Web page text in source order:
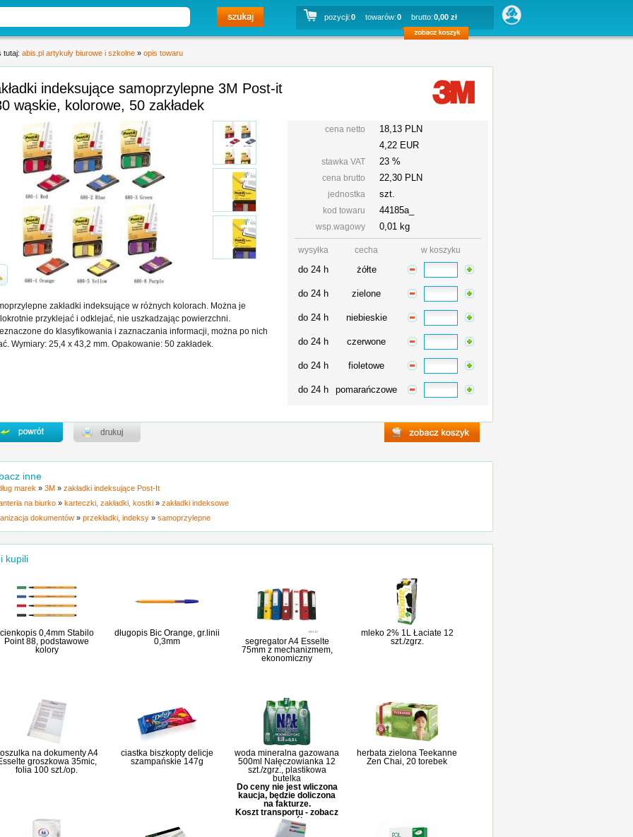
pozycji:0 towarów:0 brutto:0,00 zł
tutaj: abis.pl artykuły biurowe i szkolne » opis towaru
indeksujące samoprzylepne 3M Post-it
wąskie, kolorowe, 50 zakładek
cena netto
18,13 PLN
4,22 EUR
stawka VAT 23 %
cena brutto 22,30 PLN
jednostka szt.
kod towaru 44185a_
wsp.wagowy 0,01 kg
wysyłka cecha w koszyku
do 24 h żółte
do 24 h zielone
do 24 h niebieskie
do 24 h czerwone
do 24 h fioletowe
do 24 h pomarańczowe
zakładki indeksujące w różnych kolorach. Można je
przyklejać i odklejać, nie uszkadzając powierzchni.
do klasyfikowania i zaznaczania informacji, można po nich
Wymiary: 25,4 x 43,2 mm. Opakowanie: 50 zakładek.
inne
marek » 3M » zakładki indeksujące Post-It
na biurko » karteczki, zakładki, kostki » zakładki indeksowe
dokumentów » przekładki, indeksy » samoprzylepne
kupili
cienkopis 0,4mm Stabilo
Point 88, podstawowe
kolory
długopis Bic Orange, gr.linii
0,3mm
segregator A4 Esselte
75mm z mechanizmem,
ekonomiczny
mleko 2% 1L Łaciate 12
szt./zgrz.
na dokumenty A4
groszkowa 35mic,
folia 100 szt./op.
ciastka biszkopty delicje
szampańskie 147g
woda mineralna gazowana
500ml Nałęczowianka 12
szt./zgrz., plastikowa
butelka
Do ceny nie jest wliczona
kaucja, będzie doliczona
na fakturze.
Koszt transportu - zobacz
szczegóły
herbata zielona Teekanne
Zen Chai, 20 torebek